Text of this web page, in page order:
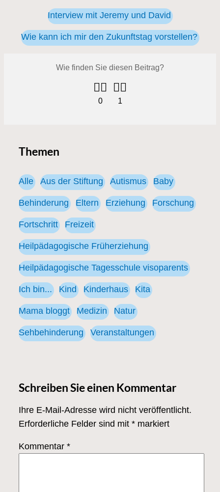
Interview mit Jeremy und David
Wie kann ich mir den Zukunftstag vorstellen?
Themen
Alle Aus der Stiftung Autismus Baby
Behinderung Eltern Erziehung Forschung
Fortschritt Freizeit
Heilpädagogische Früherziehung
Heilpädagogische Tagesschule visoparents
Ich bin... Kind Kinderhaus Kita
Mama bloggt Medizin Natur
Sehbehinderung Veranstaltungen
Schreiben Sie einen Kommentar
Ihre E-Mail-Adresse wird nicht veröffentlicht.
Erforderliche Felder sind mit * markiert
Kommentar *